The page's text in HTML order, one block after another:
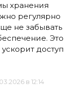
хранения
регулярно
не забывать
Это
доступ
в 12:14